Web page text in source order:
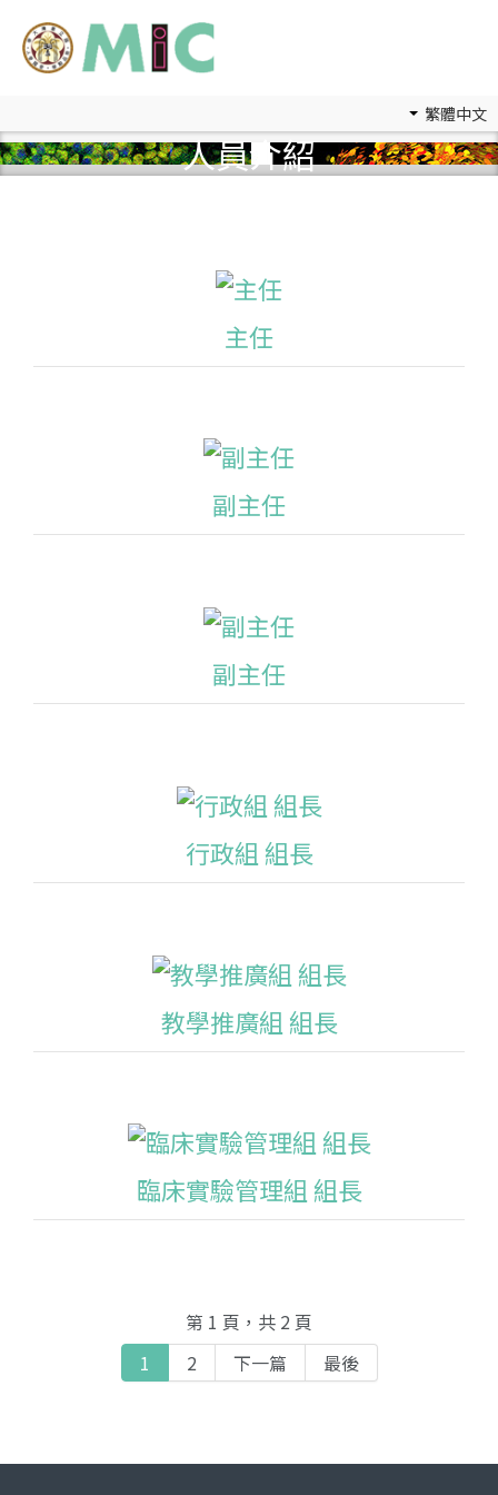
繁體中文
人員介紹
主任
副主任
副主任
行政組 組長
教學推廣組 組長
臨床實驗管理組 組長
第 1 頁，共 2 頁
1
2 下一篇 最後